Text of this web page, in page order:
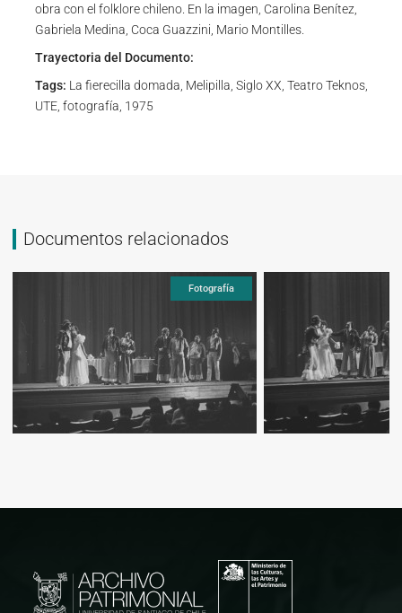
obra con el folklore chileno. En la imagen, Carolina Benítez,
Gabriela Medina, Coca Guazzini, Mario Montilles.
Trayectoria del Documento:
Tags: La fierecilla domada, Melipilla, Siglo XX, Teatro Teknos,
UTE, fotografía, 1975
Documentos relacionados
Fotografía